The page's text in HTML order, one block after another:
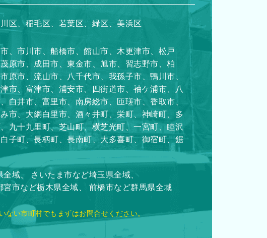
区、稲毛区、若葉区、緑区、美浜区
、市川市、船橋市、館山市、木更津市、松戸
原市、成田市、東金市、旭市、習志野市、柏
原市、流山市、八千代市、我孫子市、鴨川市、
市、富津市、浦安市、四街道市、袖ケ浦市、八
白井市、富里市、南房総市、匝瑳市、香取市、
市、大網白里市、酒々井町、栄町、神崎町、多
九十九里町、芝山町、横芝光町、一宮町、睦沢
子町、長柄町、長南町、大多喜町、御宿町、鋸
域、
さいたま市など埼玉県全域、
宮市など栃木県全域、 前橋市など群馬県全域
ない市町村でもまずはお問合せください。